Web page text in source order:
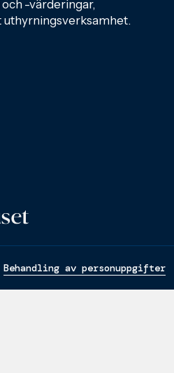
-värderingar,
Behandling av personuppgifter